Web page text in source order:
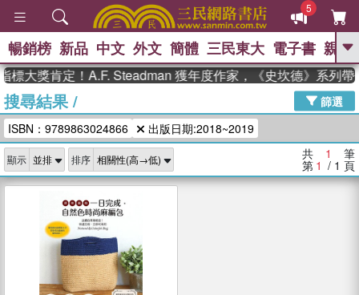
5
GO
高希均教授回憶錄
、 The Odyssey 、 父親節 、 如果歷
史是一群喵 、 暑期推薦
獎 臺灣漫遊錄 、 方念華 、 台灣的李
登輝時代
數學女孩：黎曼猜想 、
偉大的迷走神經
暢銷榜 新品 中文 外文 簡體 三民東大 電子書 親子
標大獎肯定！A.F. Steadman 獲年度作家，《史坎德》系列帶
搜尋結果/
篩選
ISBN：9789863024866
出版日期:2018~2019
顯示 排序 共 1 筆
第 1 / 1 頁